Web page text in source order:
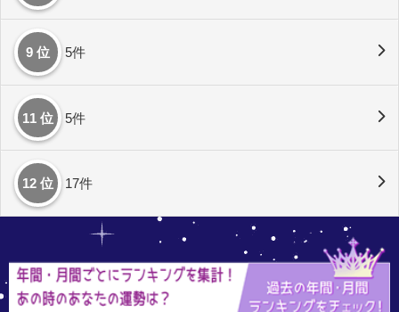
9 位 5件
11 位 5件
12 位 17件